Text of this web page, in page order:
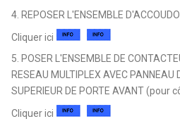
4. REPOSER L'ENSEMBLE
Cliquer ici
5. POSER L'ENSEMBLE DE
RESEAU MULTIPLEX AVEC PANNEAU
SUPERIEUR DE PORTE AVANT (pour
Cliquer ici